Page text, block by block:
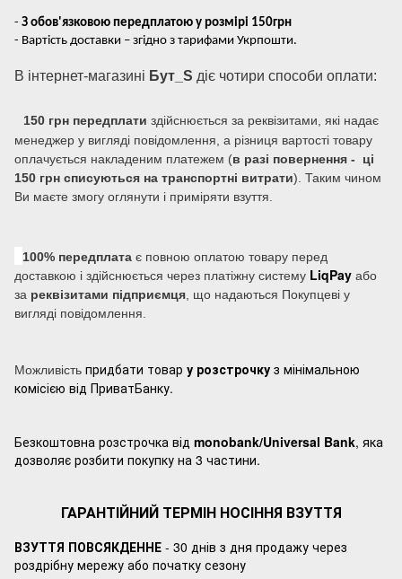
- З обов'язковою передплатою у розмірі 150грн
- Вартість доставки – згідно з тарифами Укрпошти.
В інтернет-магазині Бут_S діє чотири способи оплати:
150 грн передплати здійснюється за реквізитами, які надає
менеджер у вигляді повідомлення, а різниця вартості товару
оплачується накладеним платежем (в разі повернення - ці
150 грн списуються на транспортні витрати). Таким чином
Ви маєте змогу оглянути і приміряти взуття.
100% передплата є повною оплатою товару перед
доставкою і здійснюється через платіжну систему LiqPay або
за реквізитами підприємця , що надаються Покупцеві у
вигляді повідомлення.
Можливість придбати товар у розстрочку з мінімальною
комісією від ПриватБанку.
Безкоштовна розстрочка від monobank/Universal Bank, яка
дозволяє розбити покупку на 3 частини.
ГАРАНТІЙНИЙ ТЕРМІН НОСІННЯ ВЗУТТЯ
ВЗУТТЯ ПОВСЯКДЕННЕ - 30 днів з дня продажу через
роздрібну мережу або початку сезону